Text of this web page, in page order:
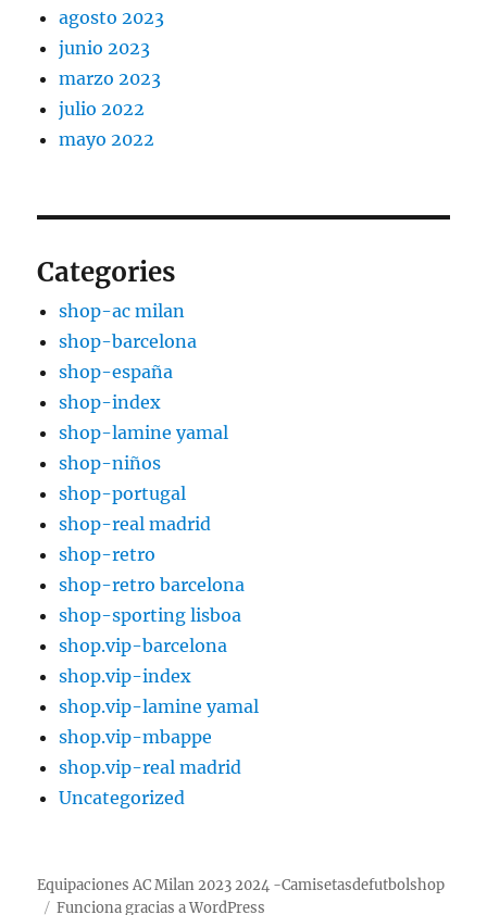
agosto 2023
junio 2023
marzo 2023
julio 2022
mayo 2022
Categories
shop-ac milan
shop-barcelona
shop-españa
shop-index
shop-lamine yamal
shop-niños
shop-portugal
shop-real madrid
shop-retro
shop-retro barcelona
shop-sporting lisboa
shop.vip-barcelona
shop.vip-index
shop.vip-lamine yamal
shop.vip-mbappe
shop.vip-real madrid
Uncategorized
Equipaciones AC Milan 2023 2024 -Camisetasdefutbolshop
Funciona gracias a WordPress